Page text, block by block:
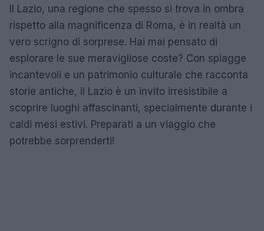
Il Lazio, una regione che spesso si trova in ombra
rispetto alla magnificenza di Roma, è in realtà un
vero scrigno di sorprese. Hai mai pensato di
esplorare le sue meravigliose coste? Con spiagge
incantevoli e un patrimonio culturale che racconta
storie antiche, il Lazio è un invito irresistibile a
scoprire luoghi affascinanti, specialmente durante i
caldi mesi estivi. Preparati a un viaggio che
potrebbe sorprenderti!